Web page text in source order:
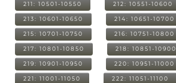
211: 10501-10550 212: 10551-10600
213: 10601-10650 214: 10651-10700
215: 10701-10750 216: 10751-10800
217: 10801-10850 218: 10851-10900
219: 10901-10950 220: 10951-11000
221: 11001-11050 222: 11051-11100